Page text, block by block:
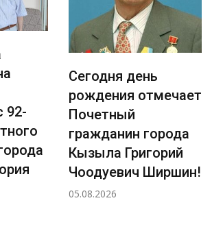
92-
Сегодня день
рождения отмечает
Почетный
гражданин города
Кызыла Григорий
Чоодуевич Ширшин!
05.08.2026